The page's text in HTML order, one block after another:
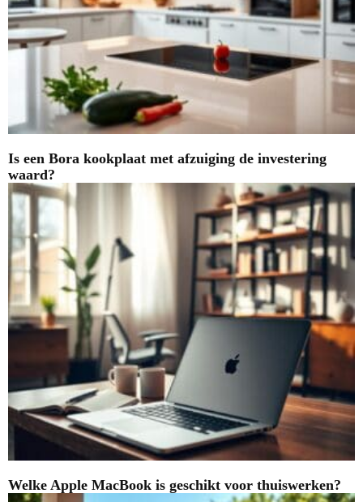
Is een Bora kookplaat met afzuiging de investering
waard?
Welke Apple MacBook is geschikt voor thuiswerken?